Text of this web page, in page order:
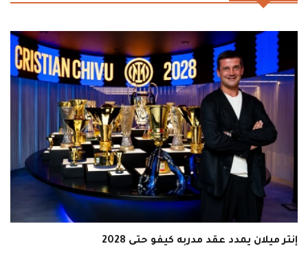
إنتر ميلان يمدد عقد مدربه كيفو حتى 2028